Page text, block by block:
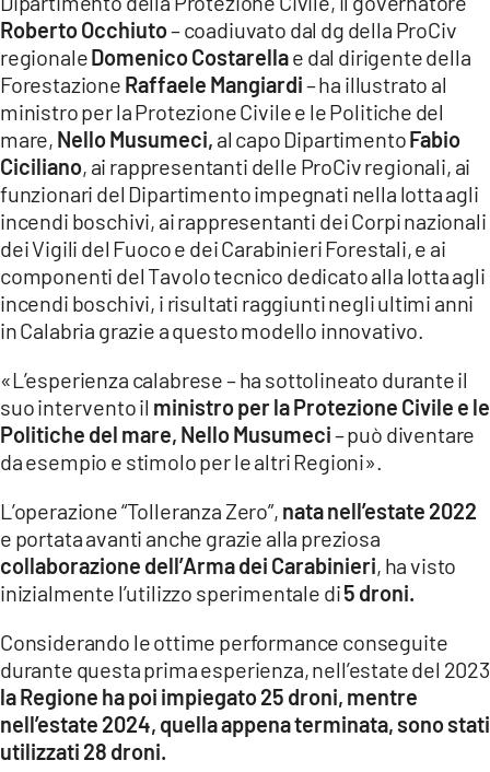
ILVIBONESE.IT
CATANZAROCHANNEL.IT
LACAPITALENEWS.IT
App
ANDROID
APPLE
Roberto Occhiuto– coadiuvato dal dg della ProCiv
regionaleDomenico Costarellae dal dirigente della
Forestazione Raffaele Mangiardi– ha illustrato al
ministro per la Protezione Civile e le Politiche del
mare, Nello Musumeci, al capo DipartimentoFabio
Ciciliano, ai rappresentanti delle ProCiv regionali, ai
funzionari del Dipartimento impegnati nella lotta agli
incendi boschivi, ai rappresentanti dei Corpi nazionali
dei Vigili del Fuoco e dei Carabinieri Forestali, e ai
componenti del Tavolo tecnico dedicato alla lotta agli
incendi boschivi, i risultati raggiunti negli ultimi anni
in Calabria grazie a questo modello innovativo.
«L’esperienza calabrese – ha sottolineato durante il
suo intervento il ministro per la Protezione Civile e le
Politiche del mare, Nello Musumeci– può diventare
da esempio e stimolo per le altri Regioni».
L’operazione “Tolleranza Zero”, nata nell’estate 2022
e portata avanti anche grazie alla preziosa
collaborazione dell’Arma dei Carabinieri, ha visto
inizialmente l’utilizzo sperimentale di5 droni.
Considerando le ottime performance conseguite
durante questa prima esperienza, nell’estate del 2023
la Regione ha poi impiegato 25 droni, mentre
nell’estate 2024, quella appena terminata, sono stati
utilizzati 28 droni.